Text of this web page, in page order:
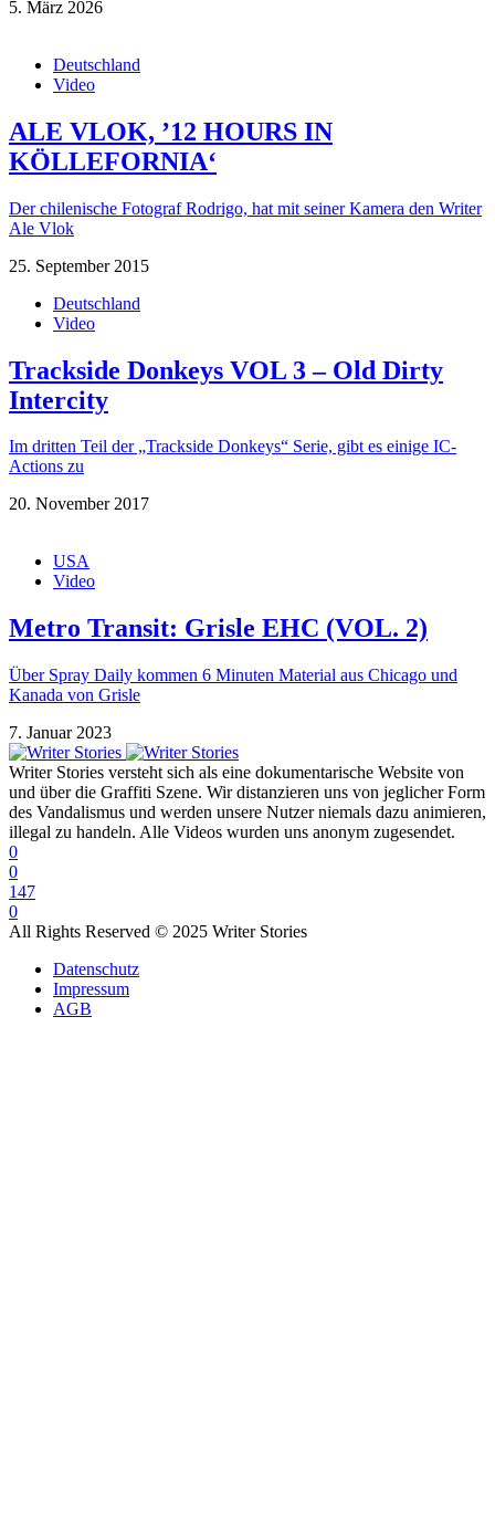
5. März 2026
Deutschland
Video
ALE VLOK, ’12 HOURS IN
KÖLLEFORNIA‘
Der chilenische Fotograf Rodrigo, hat mit seiner Kamera den Writer
Ale Vlok
25. September 2015
Deutschland
Video
Trackside Donkeys VOL 3 – Old Dirty
Intercity
Im dritten Teil der „Trackside Donkeys“ Serie, gibt es einige IC-
Actions zu
20. November 2017
USA
Video
Metro Transit: Grisle EHC (VOL. 2)
Über Spray Daily kommen 6 Minuten Material aus Chicago und
Kanada von Grisle
7. Januar 2023
Writer Stories versteht sich als eine dokumentarische Website von
und über die Graffiti Szene. Wir distanzieren uns von jeglicher Form
des Vandalismus und werden unsere Nutzer niemals dazu animieren,
illegal zu handeln. Alle Videos wurden uns anonym zugesendet.
0
0
147
0
All Rights Reserved © 2025 Writer Stories
Datenschutz
Impressum
AGB